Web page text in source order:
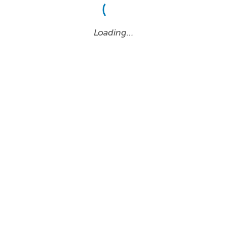
Loading…